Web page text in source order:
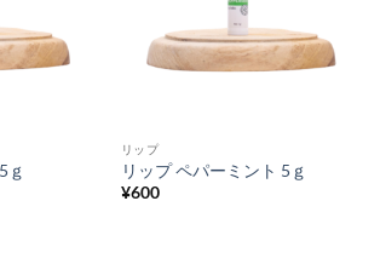
ｇ
リップ
リップ ペパーミント 5ｇ
¥600